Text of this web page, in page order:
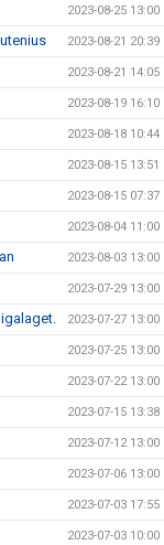
2023-08-25 13:00
2023-08-21 20:39
2023-08-21 14:05
2023-08-19 16:10
2023-08-18 10:44
2023-08-15 13:51
2023-08-15 07:37
2023-08-04 11:00
2023-08-03 13:00
2023-07-29 13:00
2023-07-27 13:00
2023-07-25 13:00
2023-07-22 13:00
2023-07-15 13:38
2023-07-12 13:00
2023-07-06 13:00
2023-07-03 17:55
2023-07-03 10:00